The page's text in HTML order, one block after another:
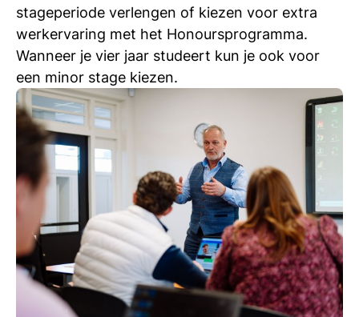
stageperiode verlengen of kiezen voor extra
werkervaring met het Honoursprogramma.
Wanneer je vier jaar studeert kun je ook voor
een minor stage kiezen.